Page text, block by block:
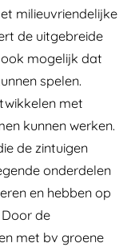
milieuvriendelijke
de uitgebreide
mogelijk dat
spelen.
met
kunnen werken.
de zintuigen
onderdelen
en hebben op
de
met bv groene